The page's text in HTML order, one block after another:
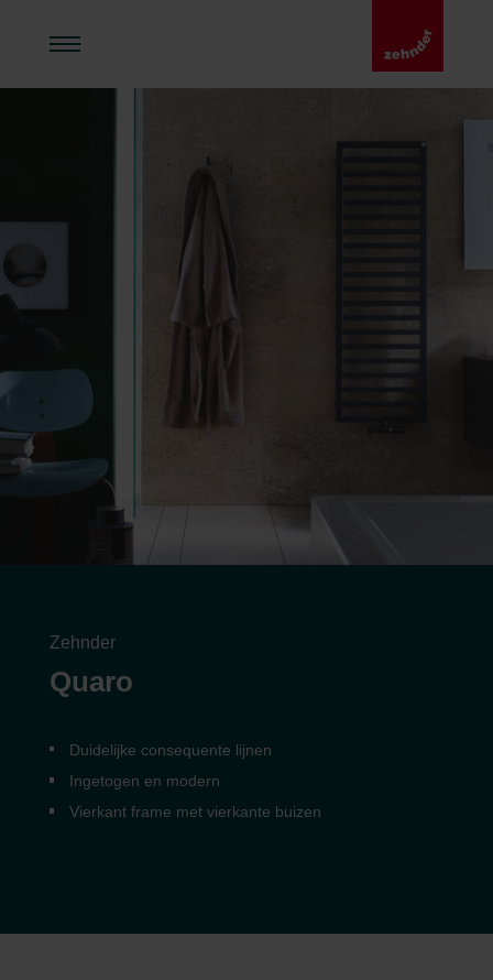
Zehnder
Quaro
Duidelijke consequente lijnen
Ingetogen en modern
Vierkant frame met vierkante buizen